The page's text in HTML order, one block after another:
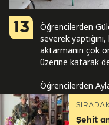
13
Öğrencilerden
severek
aktarmanın çok
üzerine katarak
Öğrencilerden
geçen gün
sürdürülmesi